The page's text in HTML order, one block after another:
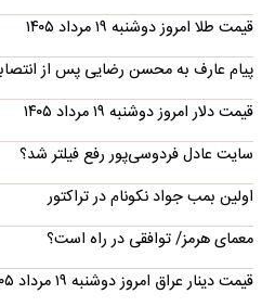
قیمت طلا امروز دوشنبه ۱۹ مرداد ۱۴۰۵
پیام عارف به محسن رضایی پس از
قیمت دلار امروز دوشنبه ۱۹ مرداد ۱۴۰۵
سایت عادل فردوسی‌پور رفع فیلتر شد؟
اولین بمب جواد نکونام در تراکتور
معمای هرمز/ توافقی در راه است؟
قیمت دینار عراق امروز دوشنبه ۱۹ مرداد ۱۴۰۵